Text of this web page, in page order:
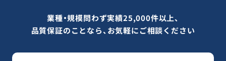
業種・規模問わず実績25,000件以上、
品質保証のことなら、お気軽にご相談ください